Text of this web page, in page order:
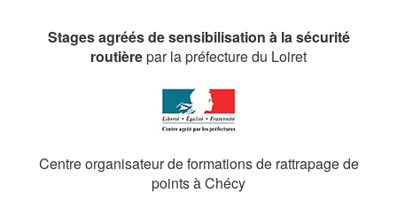
Stages agréés de sensibilisation à la sécurité
routièrepar la préfecture du Loiret
Centre organisateur de formations de rattrapage de
points à Chécy